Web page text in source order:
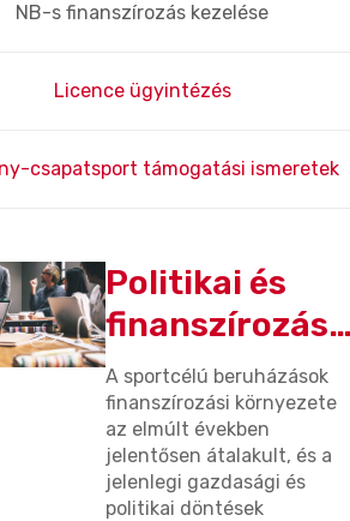
NB-s finanszírozás kezelése
Licence ügyintézés
csapatsport támogatási ismeretek
Politikai és
finanszírozási
változások
hatása a
sportcélú
beruházásokra
A sportcélú beruházások
finanszírozási környezete
az elmúlt években
jelentősen átalakult, és a
jelenlegi gazdasági és
politikai döntések